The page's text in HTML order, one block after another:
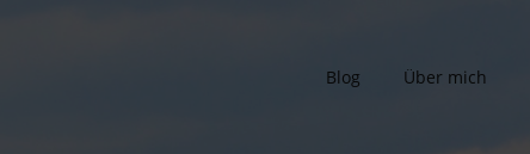
Blog Über mich